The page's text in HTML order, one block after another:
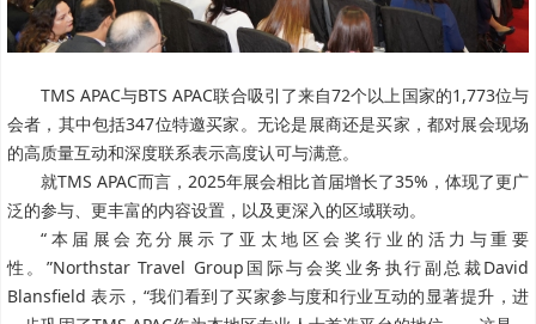
TMS APAC与BTS APAC联合吸引了来自72个以上国家的1,773位与
会者，其中包括347位特邀买家。无论是展商还是买家，都对展会现场
的高质量互动和深度联系表示高度认可与满意。
就TMS APAC而言，2025年展会相比首届增长了35%，体现了更广
泛的参与、更丰富的内容设置，以及更深入的区域联动。
“本届展会充分展示了亚太地区会奖行业的活力与重要
性。”Northstar Travel Group国际与会奖业务执行副总裁David
Blansfield 表示，“我们看到了买家参与度和行业互动的显著提升，进